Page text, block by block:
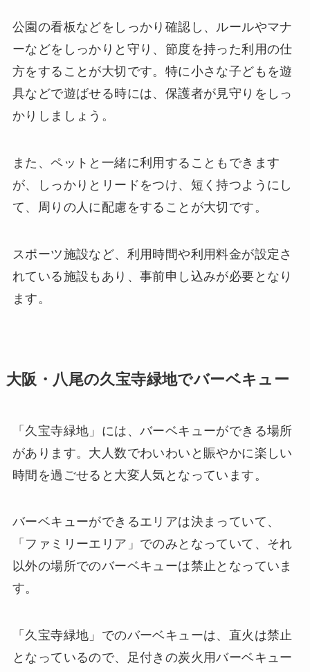
公園の看板などをしっかり確認し、ルールやマナ
ーなどをしっかりと守り、節度を持った利用の仕
方をすることが大切です。特に小さな子どもを遊
具などで遊ばせる時には、保護者が見守りをしっ
かりしましょう。
また、ペットと一緒に利用することもできます
が、しっかりとリードをつけ、短く持つようにし
て、周りの人に配慮をすることが大切です。
スポーツ施設など、利用時間や利用料金が設定さ
れている施設もあり、事前申し込みが必要となり
ます。
大阪・八尾の久宝寺緑地でバーベキュー
「久宝寺緑地」には、バーベキューができる場所
があります。大人数でわいわいと賑やかに楽しい
時間を過ごせると大変人気となっています。
バーベキューができるエリアは決まっていて、
「ファミリーエリア」でのみとなっていて、それ
以外の場所でのバーベキューは禁止となっていま
す。
「久宝寺緑地」でのバーベキューは、直火は禁止
となっているので、足付きの炭火用バーベキュー